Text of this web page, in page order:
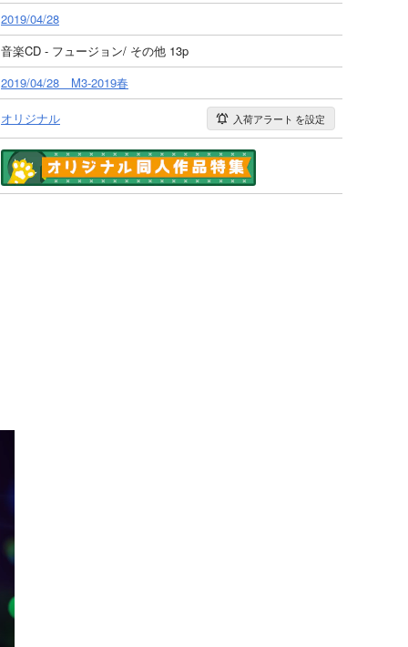
2019/04/28
音楽CD - フュージョン/ その他 13p
2019/04/28 M3-2019春
オリジナル 入荷アラート を設定